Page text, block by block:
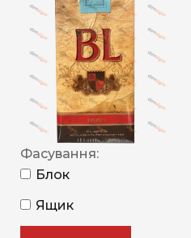
Фасування:
Блок
Ящик